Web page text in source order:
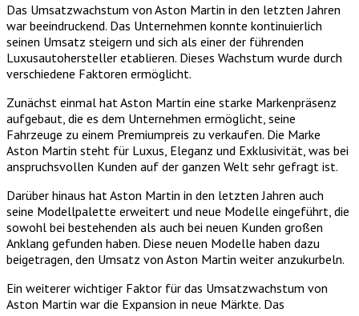
Das Umsatzwachstum von Aston Martin in den letzten Jahren
war beeindruckend. Das Unternehmen konnte kontinuierlich
seinen Umsatz steigern und sich als einer der führenden
Luxusautohersteller etablieren. Dieses Wachstum wurde durch
verschiedene Faktoren ermöglicht.
Zunächst einmal hat Aston Martin eine starke Markenpräsenz
aufgebaut, die es dem Unternehmen ermöglicht, seine
Fahrzeuge zu einem Premiumpreis zu verkaufen. Die Marke
Aston Martin steht für Luxus, Eleganz und Exklusivität, was bei
anspruchsvollen Kunden auf der ganzen Welt sehr gefragt ist.
Darüber hinaus hat Aston Martin in den letzten Jahren auch
seine Modellpalette erweitert und neue Modelle eingeführt, die
sowohl bei bestehenden als auch bei neuen Kunden großen
Anklang gefunden haben. Diese neuen Modelle haben dazu
beigetragen, den Umsatz von Aston Martin weiter anzukurbeln.
Ein weiterer wichtiger Faktor für das Umsatzwachstum von
Aston Martin war die Expansion in neue Märkte. Das